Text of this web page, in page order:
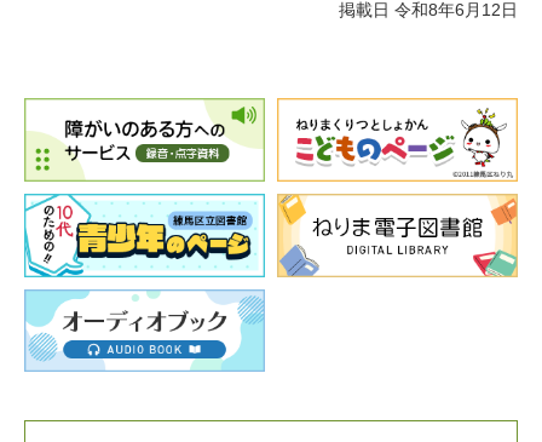
掲載日 令和8年6月12日